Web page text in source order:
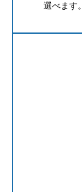
選べます。